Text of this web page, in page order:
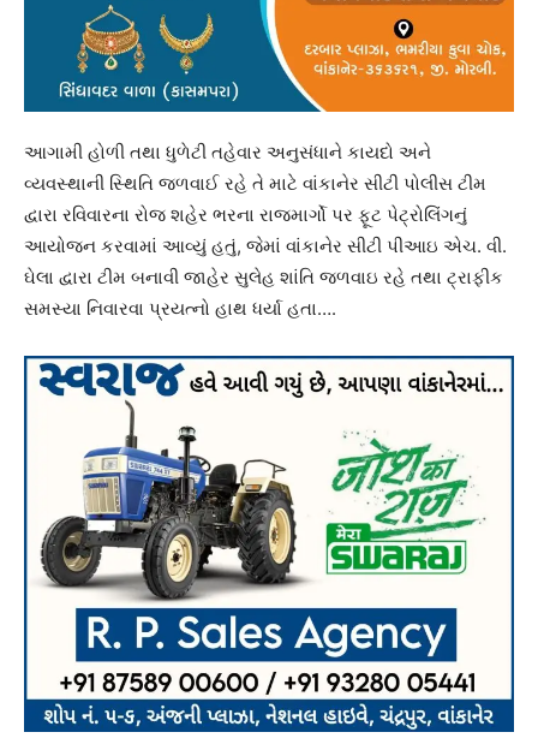
આગામી હોળી તથા ધુળેટી તહેવાર અનુસંધાને કાયદો અને
વ્યવસ્થાની સ્થિતિ જળવાઈ રહે તે માટે વાંકાનેર સીટી પોલીસ ટીમ
દ્વારા રવિવારના રોજ શહેર ભરના રાજમાર્ગો પર ફૂટ પેટ્રોલિંગનું
આયોજન કરવામાં આવ્યું હતું, જેમાં વાંકાનેર સીટી પીઆઇ એચ. વી.
ઘેલા દ્વારા ટીમ બનાવી જાહેર સુલેહ શાંતિ જળવાઇ રહે તથા ટ્રાફીક
સમસ્યા નિવારવા પ્રયત્નો હાથ ધર્યા હતા….